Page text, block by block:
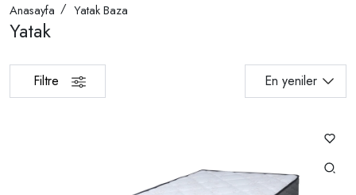
Anasayfa Yatak Baza
Yatak
Filtre En yeniler